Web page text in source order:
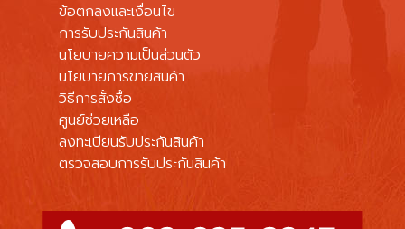
ข้อตกลงและเงื่อนไข
การรับประกันสินค้า
นโยบายความเป็นส่วนตัว
นโยบายการขายสินค้า
วิธีการสั้งซื้อ
ศูนย์ช่วยเหลือ
ลงทะเบียนรับประกันสินค้า
ตรวจสอบการรับประกันสินค้า